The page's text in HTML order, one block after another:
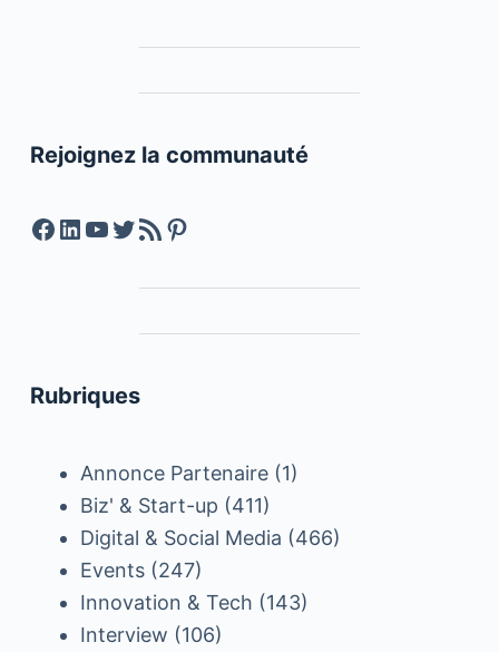
Rejoignez la communauté
Facebook
LinkedIn
YouTube
Twitter
Feed RSSPinterest
Rubriques
Annonce Partenaire(1)
Biz' & Start-up (411)
Digital & Social Media (466)
Events(247)
Innovation & Tech (143)
Interview (106)